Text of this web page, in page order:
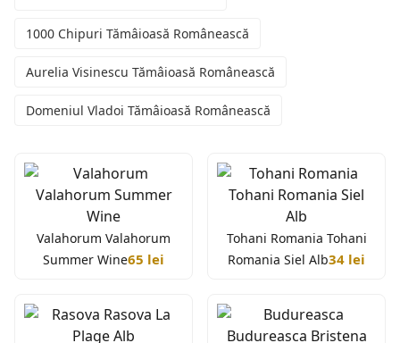
1000 Chipuri Tămâioasă Românească
Aurelia Visinescu Tămâioasă Românească
Domeniul Vladoi Tămâioasă Românească
Valahorum Valahorum
Summer Wine65 lei
Tohani Romania Tohani
Romania Siel Alb34 lei